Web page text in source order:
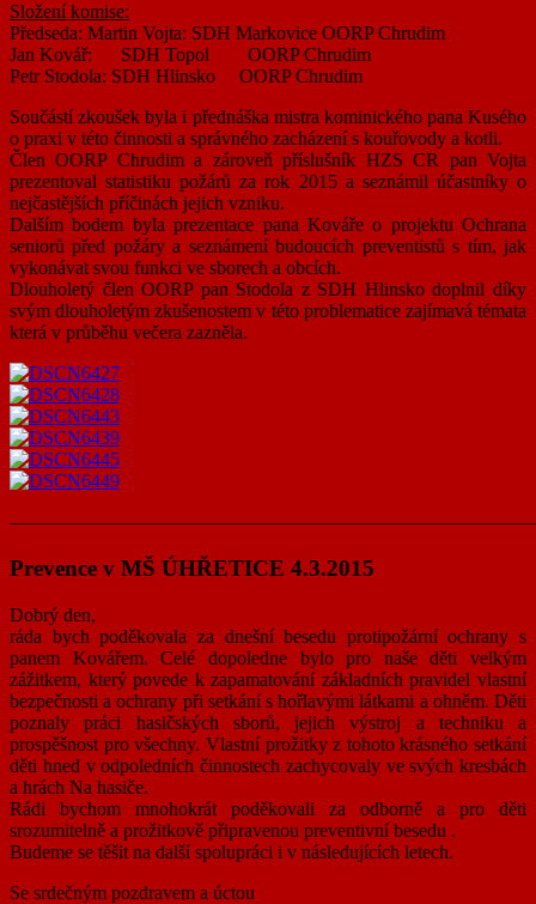
Složení komise:
Předseda: Martin Vojta: SDH Markovice OORP Chrudim
Jan Kovář: SDH Topol OORP Chrudim
Petr Stodola: SDH Hlinsko OORP Chrudim
Součástí zkoušek byla i přednáška mistra kominického pana Kusého
o praxi v této činnosti a správného zacházení s kouřovody a kotli.
Člen OORP Chrudim a zároveň příslušník HZS CR pan Vojta
prezentoval statistiku požárů za rok 2015 a seznámil účastníky o
nejčastějších příčinách jejich vzniku.
Dalším bodem byla prezentace pana Kováře o projektu Ochrana
seniorů před požáry a seznámení budoucích preventistů s tím, jak
vykonávat svou funkci ve sborech a obcích.
Dlouholetý člen OORP pan Stodola z SDH Hlinsko doplnil díky
svým dlouholetým zkušenostem v této problematice zajímavá témata
která v průběhu večera zazněla.
Prevence v MŠ ÚHŘETICE 4.3.2015
Dobrý den,
ráda bych poděkovala za dnešní besedu protipožární ochrany s
panem Kovářem. Celé dopoledne bylo pro naše děti
velkým
zážitkem, který povede k zapamatování základních pravidel vlastní
bezpečnosti a ochrany při setkání s hořlavými látkami a ohněm. Děti
poznaly práci hasičských sborů, jejich výstroj a techniku a
prospěšnost pro všechny. Vlastní prožitky z tohoto krásného setkání
děti hned v odpoledních činnostech zachycovaly ve svých kresbách
a hrách Na hasiče.
Rádi bychom mnohokrát poděkovali za odborně a pro děti
srozumitelně a prožitkově připravenou preventivní besedu .
Budeme se těšit na další spolupráci i v následujících letech.
Se srdečným pozdravem a úctou